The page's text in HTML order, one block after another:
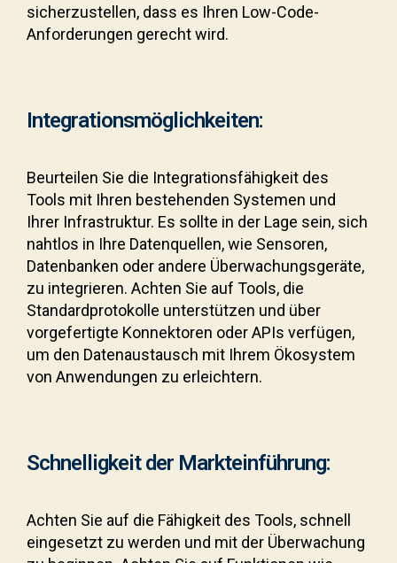
sicherzustellen, dass es Ihren Low-Code-
Anforderungen gerecht wird.
Integrationsmöglichkeiten:
Beurteilen Sie die Integrationsfähigkeit des
Tools mit Ihren bestehenden Systemen und
Ihrer Infrastruktur. Es sollte in der Lage sein, sich
nahtlos in Ihre Datenquellen, wie Sensoren,
Datenbanken oder andere Überwachungsgeräte,
zu integrieren. Achten Sie auf Tools, die
Standardprotokolle unterstützen und über
vorgefertigte Konnektoren oder APIs verfügen,
um den Datenaustausch mit Ihrem Ökosystem
von Anwendungen zu erleichtern.
Schnelligkeit der Markteinführung:
Achten Sie auf die Fähigkeit des Tools, schnell
eingesetzt zu werden und mit der Überwachung